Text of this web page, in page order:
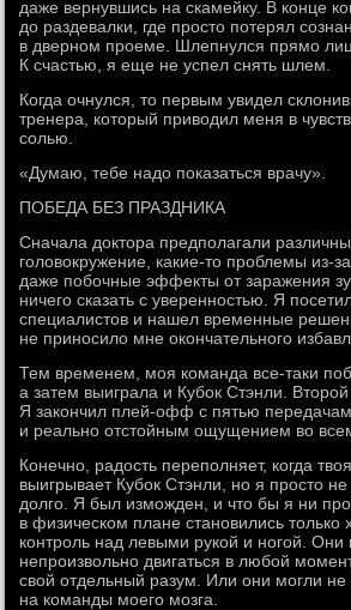
даже вернувшись на скамейку. В конце
до раздевалки, где просто потерял
в дверном проеме. Шлепнулся прямо
К счастью, я еще не успел снять шлем.
Когда очнулся, то первым увидел
тренера, который приводил меня в
солью.
«Думаю, тебе надо показаться врачу».
ПОБЕДА БЕЗ ПРАЗДНИКА
Сначала доктора предполагали
головокружение, какие-то проблемы из-
даже побочные эффекты от заражения
ничего сказать с уверенностью. Я
специалистов и нашел временные
не приносило мне окончательного
Тем временем, моя команда все-таки
а затем выиграла и Кубок Стэнли. Второй
Я закончил плей-офф с пятью
и реально отстойным ощущением во
Конечно, радость переполняет, когда
выигрывает Кубок Стэнли, но я просто
долго. Я был изможден, и что бы я ни
в физическом плане становились только
контроль над левыми рукой и ногой. Они
непроизвольно двигаться в любой
свой отдельный разум. Или они могли не
на команды моего мозга.